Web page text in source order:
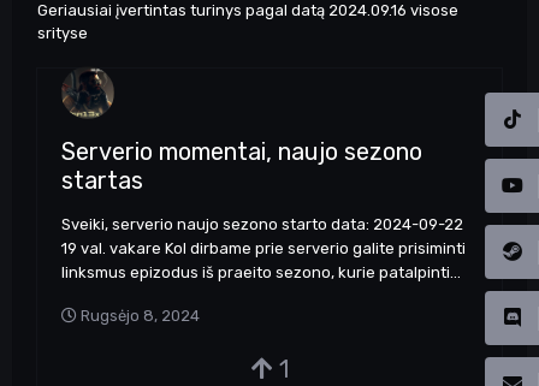
Geriausiai įvertintas turinys pagal datą 2024.09.16 visose
srityse
Serverio momentai, naujo sezono
startas
Sveiki, serverio naujo sezono starto data: 2024-09-22
19 val. vakare Kol dirbame prie serverio galite prisiminti
linksmus epizodus iš praeito sezono, kurie patalpinti...
Rugsėjo 8, 2024
1